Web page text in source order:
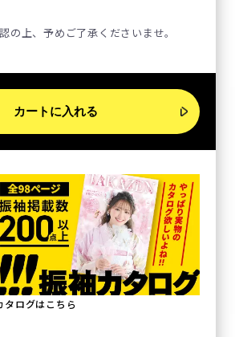
の上、予めご了承くださいませ。
カートに入れる
タログはこちら